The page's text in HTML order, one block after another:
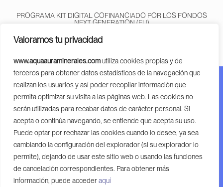
Valoramos tu privacidad
www.aquaauraminerales.comutiliza cookies propias y de
terceros para obtener datos estadísticos de la navegación que
realizan los usuarios y así poder recopilar información que
permita optimizar su visita a las páginas web. Las cookies no
serán utilizadas para recabar datos de carácter personal. Si
acepta o continúa navegando, se entiende que acepta su uso.
Puede optar por rechazar las cookies cuando lo desee, ya sea
cambiando la configuración del explorador (si su explorador lo
permite), dejando de usar este sitio web o usando las funciones
de cancelación correspondientes. Para obtener más
información, puede accederaquí
g
a
m
o
-
r
PROGRAMA KIT DIGITAL COFINANCIADO POR LOS FONDOS
NEXT GENERATION (EU)
Financiado por la Unión Europea – Next Generation EU.
Financiado por la Unión Europea – Next Generation EU.
Sin embargo, los puntos de vista y las opiniones
expresadas son únicamente los del autor o autores y no
reflejan necesariamente los de la Unión Europea o la
Comisión Europea. Ni la Unión Europea ni la Comisión
Europea pueden ser considerables de las mismas.
© Copyright 2024 Aqua Quartz Minerales